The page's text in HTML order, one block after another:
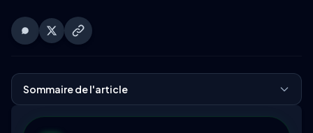
Sommaire de l'article